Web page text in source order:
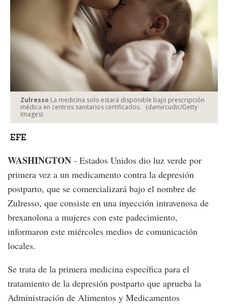
Zulresso La medicina solo estará disponible bajo prescripción
médica en centros sanitarios certificados.
(damircudic/Getty
Images)
EFE
WASHINGTON - Estados Unidos dio luz verde por
primera vez a un medicamento contra la depresión
postparto, que se comercializará bajo el nombre de
Zulresso, que consiste en una inyección intravenosa de
brexanolona a mujeres con este padecimiento,
informaron este miércoles medios de comunicación
locales.
Se trata de la primera medicina específica para el
tratamiento de la depresión postparto que aprueba la
Administración de Alimentos y Medicamentos